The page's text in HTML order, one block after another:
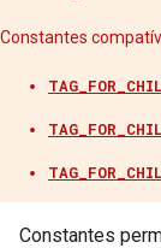
Constantes
Constantes